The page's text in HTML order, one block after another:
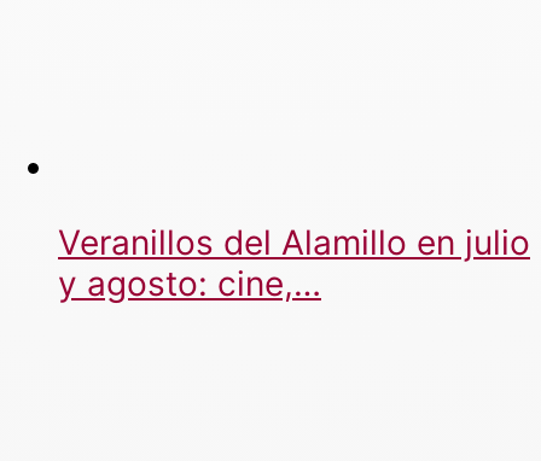
Veranillos del Alamillo en julio
y agosto: cine,…